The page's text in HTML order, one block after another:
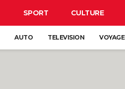
SPORT CULTURE
AUTO TELEVISION VOYAGE